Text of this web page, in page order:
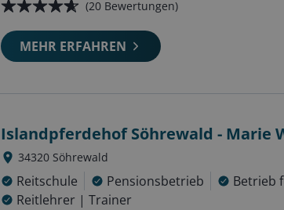
(20 Bewertungen)
MEHR ERFAHREN
Islandpferdehof Söhrewald - Marie
34320 Söhrewald
Reitschule Pensionsbetrieb Betrieb
Reitlehrer | Trainer